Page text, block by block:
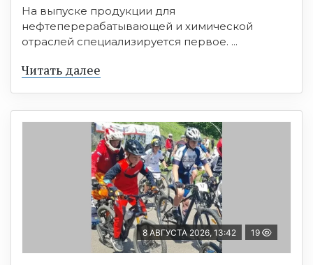
На выпуске продукции для
нефтеперерабатывающей и химической
отраслей специализируется первое. ...
Читать далее
8 АВГУСТА 2026, 13:42 19